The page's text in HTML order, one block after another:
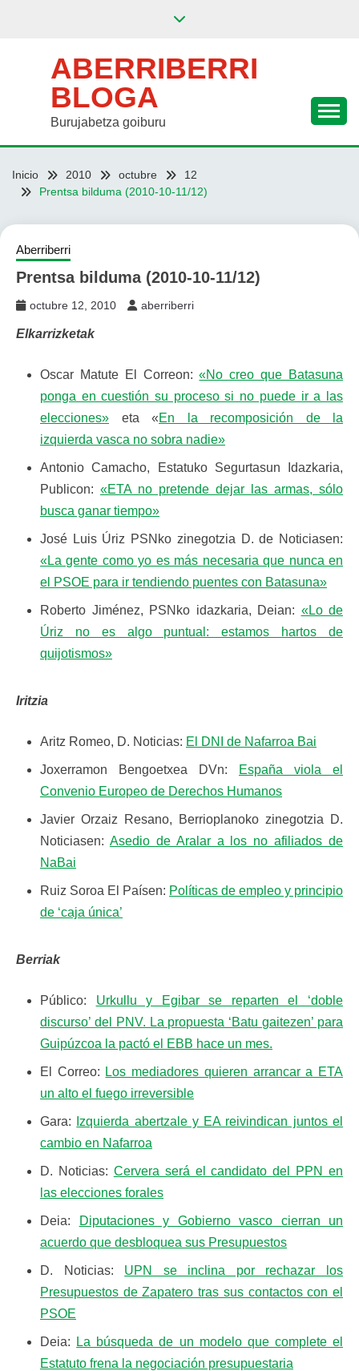
ABERRIBERRI
BLOGA
Burujabetza goiburu
Inicio 2010 octubre
12
Prentsa bilduma (2010-10-11/12)
Aberriberri
Prentsa bilduma (2010-10-11/12)
octubre 12, 2010 aberriberri
Elkarrizketak
Oscar Matute El Correon:«No creo que Batasuna
ponga en cuestión su proceso si no puede ir a las
elecciones» eta «En la recomposición de la
izquierda vasca no sobra nadie»
Antonio Camacho, Estatuko Segurtasun Idazkaria,
Publicon: «ETA no pretende dejar las armas, sólo
busca ganar tiempo»
José Luis Úriz PSNko zinegotzia D. de Noticiasen:
«La gente como yo es más necesaria que nunca en
el PSOE para ir tendiendo puentes con Batasuna»
Roberto Jiménez, PSNko idazkaria, Deian: «Lo de
Úriz no es algo puntual: estamos hartos de
quijotismos»
Iritzia
Aritz Romeo, D. Noticias: El DNI de Nafarroa Bai
Joxerramon Bengoetxea DVn:
España viola el
Convenio Europeo de Derechos Humanos
Javier Orzaiz Resano, Berrioplanoko zinegotzia D.
Noticiasen: Asedio de Aralar a los no afiliados de
NaBai
Ruiz Soroa El Paísen: Políticas de empleo y principio
de ‘caja única’
Berriak
Público: Urkullu y Egibar se reparten el ‘doble
discurso’ del PNV. La propuesta ‘Batu gaitezen’ para
Guipúzcoa la pactó el EBB hace un mes.
El Correo: Los mediadores quieren arrancar a ETA
un alto el fuego irreversible
Gara:
Izquierda abertzale y EA reivindican juntos el
cambio en Nafarroa
D. Noticias: Cervera será el candidato del PPN en
las elecciones forales
Deia:
Diputaciones y Gobierno vasco cierran un
acuerdo que desbloquea sus Presupuestos
D. Noticias: UPN se inclina por rechazar los
Presupuestos de Zapatero tras sus contactos con el
PSOE
Deia:
La búsqueda de un modelo que complete el
Estatuto frena la negociación presupuestaria